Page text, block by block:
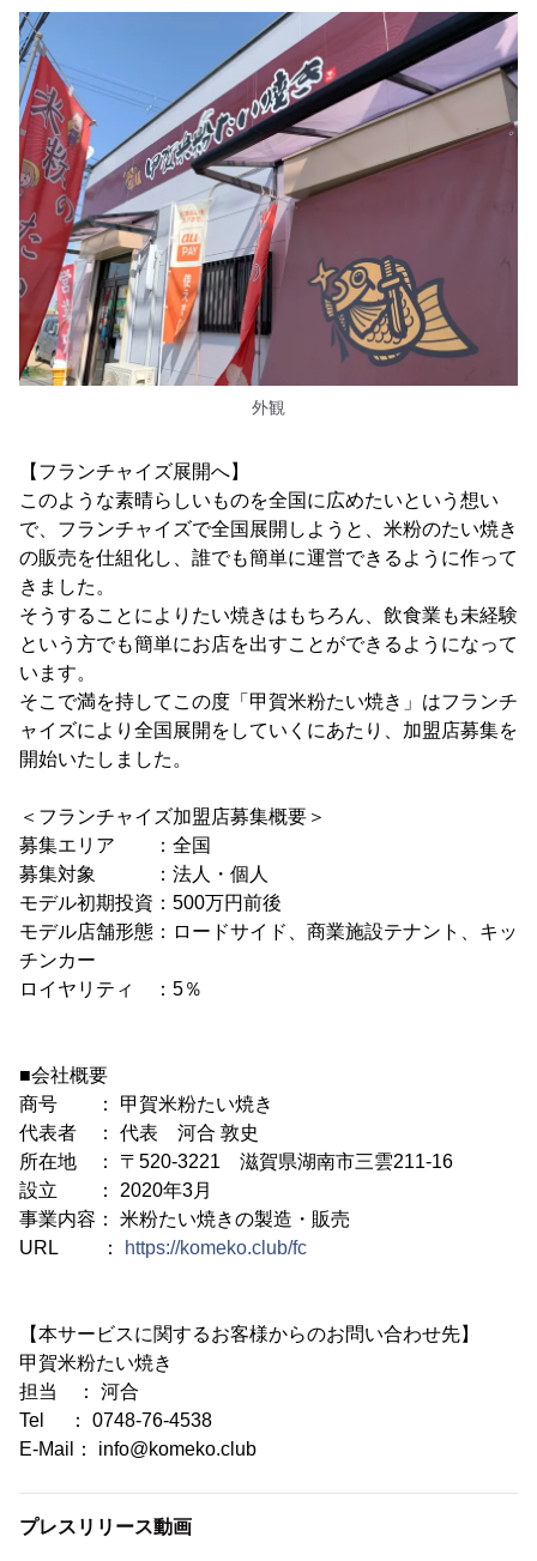
外観
【フランチャイズ展開へ】
このような素晴らしいものを全国に広めたいという想い
で、フランチャイズで全国展開しようと、米粉のたい焼き
の販売を仕組化し、誰でも簡単に運営できるように作って
きました。
そうすることによりたい焼きはもちろん、飲食業も未経験
という方でも簡単にお店を出すことができるようになって
います。
そこで満を持してこの度「甲賀米粉たい焼き」はフランチ
ャイズにより全国展開をしていくにあたり、加盟店募集を
開始いたしました。
＜フランチャイズ加盟店募集概要＞
募集エリア ：全国
募集対象 ：法人・個人
モデル初期投資：500万円前後
モデル店舗形態：ロードサイド、商業施設テナント、キッ
チンカー
ロイヤリティ ：5％
■会社概要
商号 ： 甲賀米粉たい焼き
代表者 ： 代表 河合 敦史
所在地 ： 〒520-3221 滋賀県湖南市三雲211-16
設立 ： 2020年3月
事業内容： 米粉たい焼きの製造・販売
URL ：
https://komeko.club/fc
【本サービスに関するお客様からのお問い合わせ先】
甲賀米粉たい焼き
担当 ： 河合
Tel ： 0748-76-4538
E-Mail： info@komeko.club
プレスリリース動画